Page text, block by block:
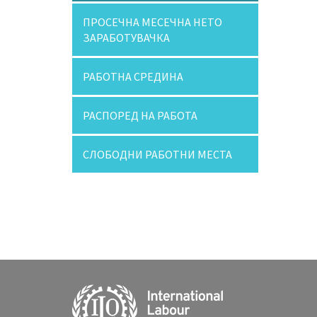
ПРОСЕЧНА МЕСЕЧНА НЕТО
ЗАРАБОТУВАЧКА
РАБОТНА СРЕДИНА
РАСПОРЕД НА РАБОТА
СЛОБОДНИ РАБОТНИ МЕСТА